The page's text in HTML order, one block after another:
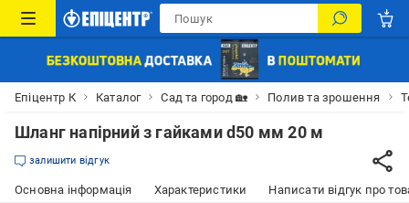
Епіцентр К Каталог Сад та город 🏡 Полив та зрошення
Шланг напірний з гайками d50 мм 20 м
залишити відгук
Основна інформація Характеристики Написати відгук про